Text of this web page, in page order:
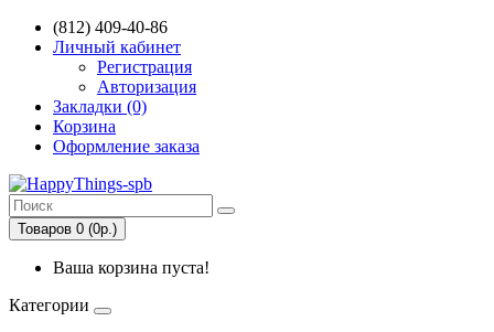
(812) 409-40-86
Личный кабинет
Регистрация
Авторизация
Закладки (0)
Корзина
Оформление заказа
Товаров 0 (0р.)
Ваша корзина пуста!
Категории